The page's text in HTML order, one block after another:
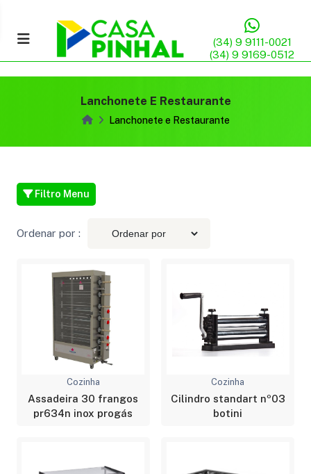
(34) 9 9111-0021
(34) 9 9169-0512
Lanchonete E Restaurante
Lanchonete e Restaurante
Filtro Menu
Ordenar por :
Cozinha
Assadeira 30 frangos
pr634n inox progás
Cozinha
Cilindro standart nº03
botini